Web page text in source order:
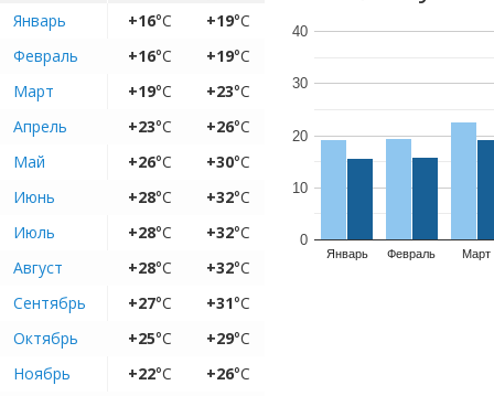
Январь
+16°C +19°C
Февраль
+16°C +19°C
Март
+19°C +23°C
Апрель
+23°C +26°C
Май
+26°C +30°C
Июнь
+28°C +32°C
Июль
+28°C +32°C
Август
+28°C +32°C
Сентябрь
+27°C +31°C
Октябрь
+25°C +29°C
Ноябрь
+22°C +26°C
Январь Февраль Март
0
10
20
30
40